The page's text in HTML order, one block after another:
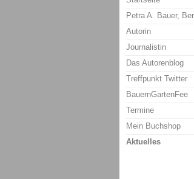
Petra A. Bauer,
Autorin
Journalistin
Das Autorenblog
Treffpunkt Twitter
BauernGartenFee
Termine
Mein Buchshop
Aktuelles